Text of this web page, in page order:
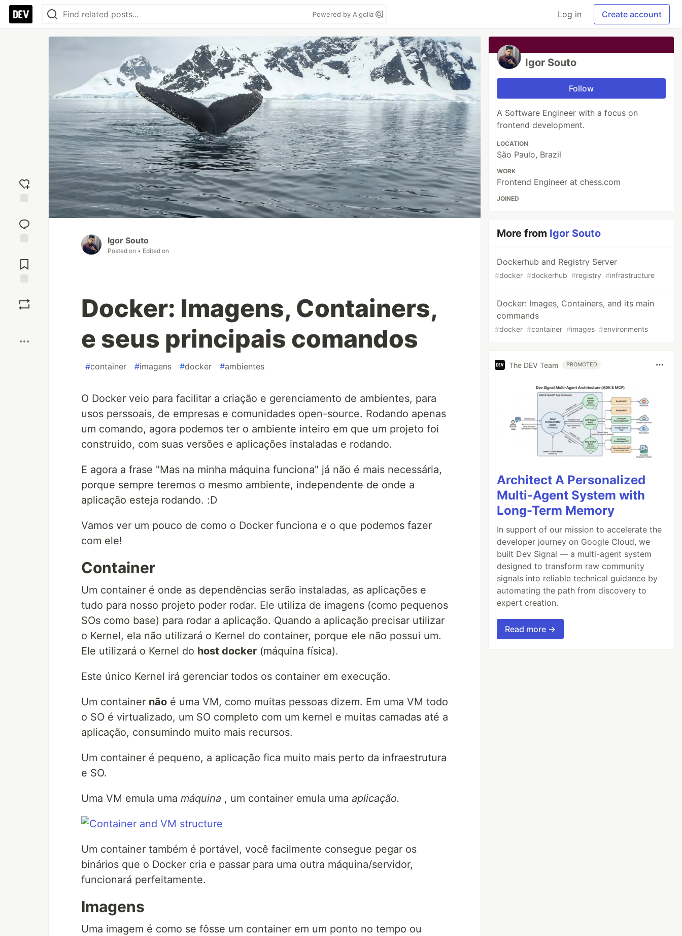
Powered by Algolia Log in Create account
reaction
Comments
Igor Souto
Posted on • Edited on
Docker: Imagens, Containers,
e seus principais comandos
#container #imagens #docker #ambientes
O Docker veio para facilitar a criação e gerenciamento de ambientes, para
usos perssoais, de empresas e comunidades open-source. Rodando apenas
um comando, agora podemos ter o ambiente inteiro em que um projeto foi
construido, com suas versões e aplicações instaladas e rodando.
E agora a frase "Mas na minha máquina funciona" já não é mais necessária,
porque sempre teremos o mesmo ambiente, independente de onde a
aplicação esteja rodando. :D
Vamos ver um pouco de como o Docker funciona e o que podemos fazer
com ele!
Container
Um container é onde as dependências serão instaladas, as aplicações e
tudo para nosso projeto poder rodar. Ele utiliza de imagens (como pequenos
SOs como base) para rodar a aplicação. Quando a aplicação precisar utilizar
o Kernel, ela não utilizará o Kernel do container, porque ele não possui um.
Ele utilizará o Kernel do host docker (máquina física).
Este único Kernel irá gerenciar todos os container em execução.
Um container não é uma VM, como muitas pessoas dizem. Em uma VM todo
o SO é virtualizado, um SO completo com um kernel e muitas camadas até a
aplicação, consumindo muito mais recursos.
Um container é pequeno, a aplicação fica muito mais perto da infraestrutura
e SO.
Uma VM emula uma máquina , um container emula uma aplicação.
Um container também é portável, você facilmente consegue pegar os
binários que o Docker cria e passar para uma outra máquina/servidor,
funcionará perfeitamente.
Imagens
Uma imagem é como se fôsse um container em um ponto no tempo ou
Igor Souto
Follow
A Software Engineer with a focus on
frontend development.
LOCATION
São Paulo, Brazil
WORK
Frontend Engineer at chess.com
JOINED
More from Igor Souto
Dockerhub and Registry Server
#docker #dockerhub #registry #infrastructure
Docker: Images, Containers, and its main
commands
#docker #container #images #environments
The DEV Team PROMOTED
Architect A Personalized
Multi-Agent System with
Long-Term Memory
In support of our mission to accelerate the
developer journey on Google Cloud, we
built Dev Signal — a multi-agent system
designed to transform raw community
signals into reliable technical guidance by
automating the path from discovery to
expert creation.
Read more →